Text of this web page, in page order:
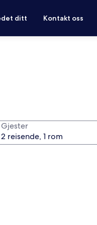
ditt Kontakt oss
Gjester